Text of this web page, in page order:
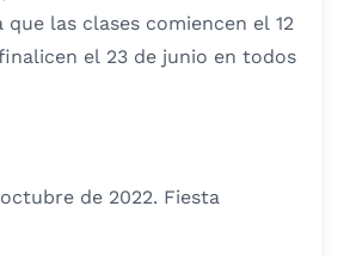
que las clases comiencen el 12
el 23 de junio en todos
de 2022. Fiesta